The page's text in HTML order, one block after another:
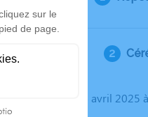
Le lundi 14 avril 2025